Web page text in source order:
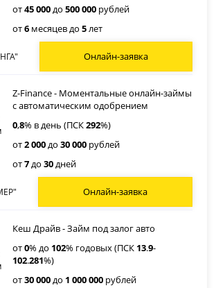
от45 000до500 000 рублей
от6 месяцев до5лет
Онлайн-заявка
Z-Finance - Моментальные онлайн-займы
с автоматическим одобрением
0,8% в день (ПСК292%)
от2 000до30 000 рублей
от7до30дней
Онлайн-заявка
Кеш Драйв - Займ под залог авто
от0% до 102% годовых (ПСК 13.9-
102.281%)
от30 000до 1 000 000 рублей